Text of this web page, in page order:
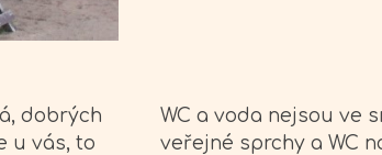
dobrých
u vás, to
WC a voda nejsou ve
veřejné sprchy a WC